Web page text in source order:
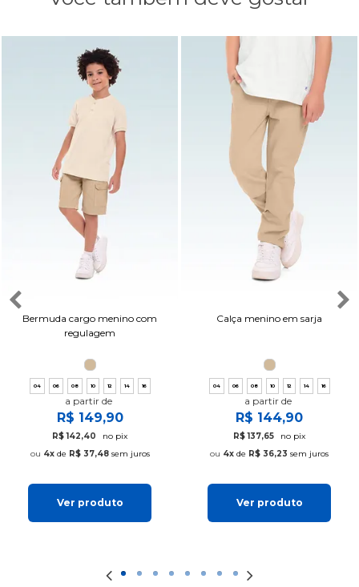
Bermuda cargo menino com
regulagem
04 06 08 10 12 14 16
a partir de
R$ 149,90
R$ 142,40
no pix
4xde R$ 37,48sem juros
Ver produto
Calça menino em sarja
04 06 08 10 12 14 16
a partir de
R$ 144,90
R$ 137,65
no pix
4x de R$ 36,23 sem juros
Ver produto